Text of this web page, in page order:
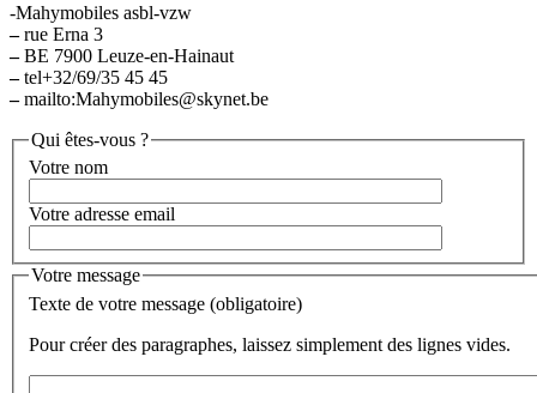
-Mahymobiles asbl-vzw
–rue Erna 3
–BE 7900 Leuze-en-Hainaut
–tel+32/69/35 45 45
–mailto:Mahymobiles@skynet.be
Qui êtes-vous ?
Votre nom
Votre adresse email
Votre message
Texte de votre message (obligatoire)
Pour créer des paragraphes, laissez simplement des lignes vides.